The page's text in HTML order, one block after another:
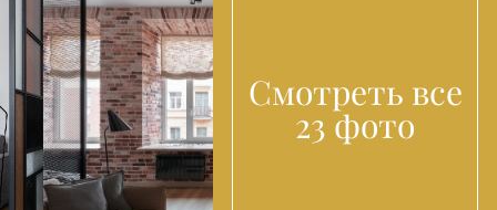
Смотреть все
23 фото